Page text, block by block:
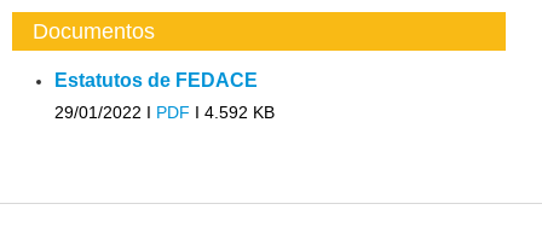
Documentos
Estatutos de FEDACE
29/01/2022 I PDF I 4.592 KB